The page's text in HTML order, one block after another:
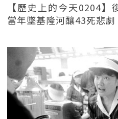
【歷史上的今天0204
當年墜基隆河釀43死悲劇